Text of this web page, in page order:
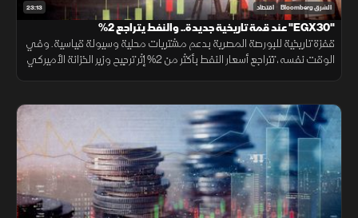
23:13 الشرق Bloomberg اقتصاد
"EGX30" عند قمة تاريخية جديدة.. والنفط يتراجع 2%
قفزة تاريخية للبورصة المصرية بدعم مشتريات محلية وسيولة قياسية. وفي
الوقت نفسه، تتراجع أسعار النفط بأكثر من 2% إثر ترجيح وزير الخزانة الأميركي